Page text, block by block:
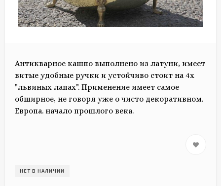
Антикварное кашпо выполнено из латуни, имеет
витые удобные ручки и устойчиво стоит на 4х
"львиных лапах". Применение имеет самое
обширное, не говоря уже о чисто декоративном.
Европа. начало прошлого века.
НЕТ В НАЛИЧИИ